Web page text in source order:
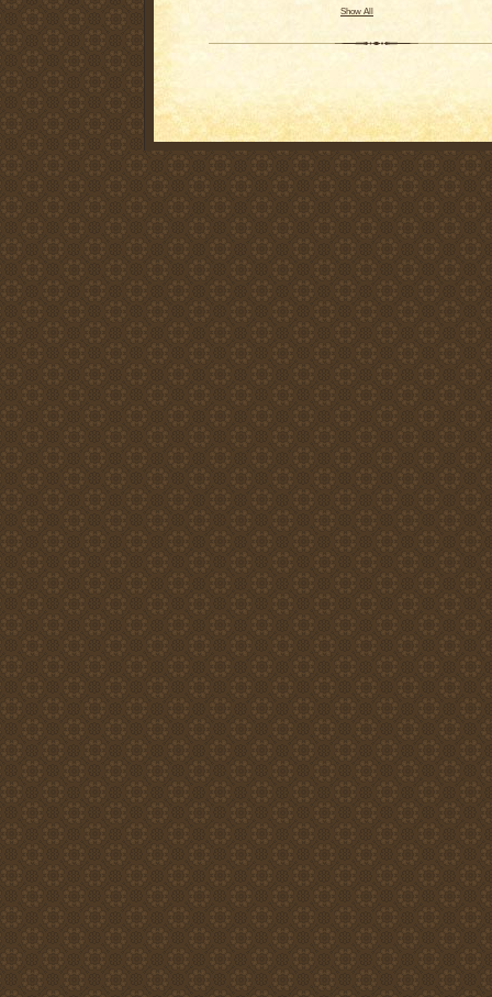
Show All